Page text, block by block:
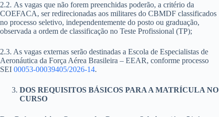
2.2. As vagas que não forem preenchidas poderão, a critério da
COEFACA, ser redirecionadas aos militares do CBMDF classificados
no processo seletivo, independentemente do posto ou graduação,
observada a ordem de classificação no Teste Profissional (TP);
2.3. As vagas externas serão destinadas a Escola de Especialistas de
Aeronáutica da Força Aérea Brasileira – EEAR, conforme processo
SEI 00053-00039405/2026-14.
DOS REQUISITOS BÁSICOS PARA A MATRÍCULA NO
CURSO